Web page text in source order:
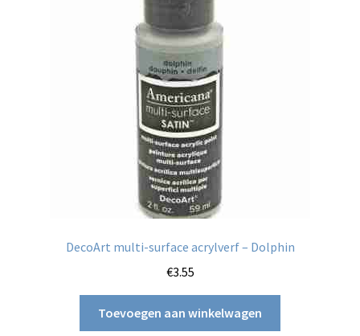
DecoArt multi-surface acrylverf – Dolphin
€3.55
Toevoegen aan winkelwagen